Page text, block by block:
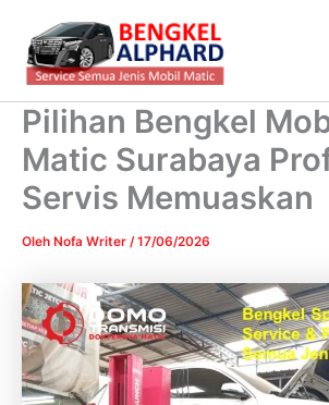
konten
Pilihan Bengkel
Matic Surabaya
Servis Memuaskan
Oleh Nofa Writer /17/06/2026